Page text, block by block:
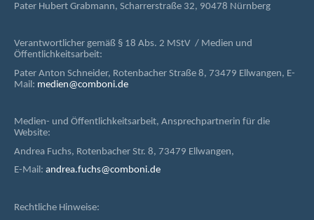
Pater Hubert Grabmann, Scharrerstraße 32, 90478 Nürnberg
Verantwortlicher gemäß § 18 Abs. 2 MStV / Medien und
Öffentlichkeitsarbeit:
Pater Anton Schneider, Rotenbacher Straße 8, 73479 Ellwangen, E-
Mail: medien@comboni.de
Medien- und Öffentlichkeitsarbeit, Ansprechpartnerin für die
Website:
Andrea Fuchs, Rotenbacher Str. 8, 73479 Ellwangen,
E-Mail: andrea.fuchs@comboni.de
Rechtliche Hinweise: